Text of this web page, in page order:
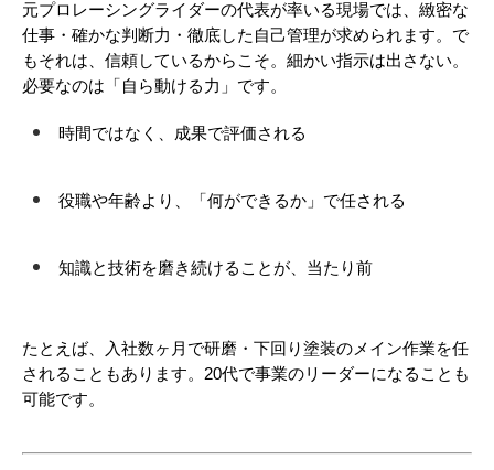
元プロレーシングライダーの代表が率いる現場では、緻密な
仕事・確かな判断力・徹底した自己管理が求められます。で
もそれは、信頼しているからこそ。細かい指示は出さない。
必要なのは「自ら動ける力」です。
時間ではなく、成果で評価される
役職や年齢より、「何ができるか」で任される
知識と技術を磨き続けることが、当たり前
たとえば、入社数ヶ月で研磨・下回り塗装のメイン作業を任
されることもあります。20代で事業のリーダーになることも
可能です。